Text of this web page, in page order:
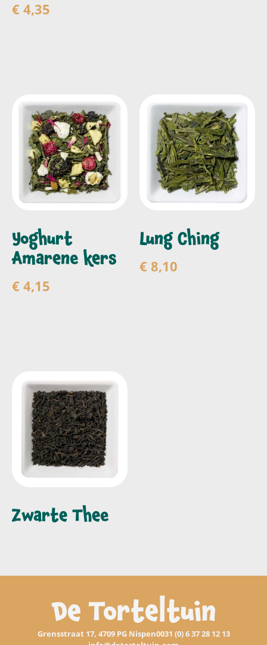
€ 4,35
Yoghurt
Amarene kers
€ 4,15
Lung Ching
€ 8,10
Zwarte Thee
De Torteltuin
Grensstraat 17, 4709 PG Nispen0031 (0) 6 37 28 12 13